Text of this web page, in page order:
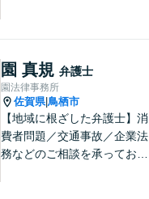
案いたします。【債務整理・
残業代請求については初回面
談無料】【土日祝・夜間相談
可】
園 真規 弁護士
園法律事務所
佐賀県|鳥栖市
【地域に根ざした弁護士】消
費者問題／交通事故／企業法
務などのご相談を承っており